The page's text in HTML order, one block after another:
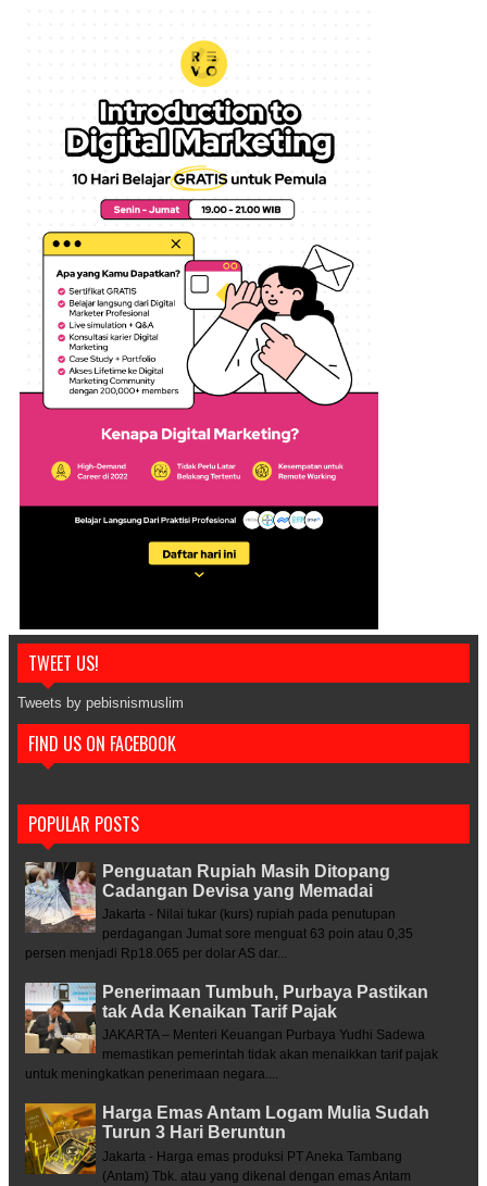
TWEET US!
Tweets by pebisnismuslim
FIND US ON FACEBOOK
POPULAR POSTS
Penguatan Rupiah Masih Ditopang
Cadangan Devisa yang Memadai
Jakarta - Nilai tukar (kurs) rupiah pada penutupan
perdagangan Jumat sore menguat 63 poin atau 0,35
persen menjadi Rp18.065 per dolar AS dar...
Penerimaan Tumbuh, Purbaya Pastikan
tak Ada Kenaikan Tarif Pajak
JAKARTA – Menteri Keuangan Purbaya Yudhi Sadewa
memastikan pemerintah tidak akan menaikkan tarif pajak
untuk meningkatkan penerimaan negara....
Harga Emas Antam Logam Mulia Sudah
Turun 3 Hari Beruntun
Jakarta - Harga emas produksi PT Aneka Tambang
(Antam) Tbk. atau yang dikenal dengan emas Antam